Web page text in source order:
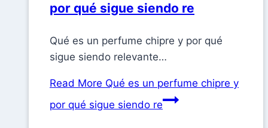
por qué sigue siendo re
Qué es un perfume chipre y por qué
sigue siendo relevante…
Read More Qué es un perfume chipre y
por qué sigue siendo re